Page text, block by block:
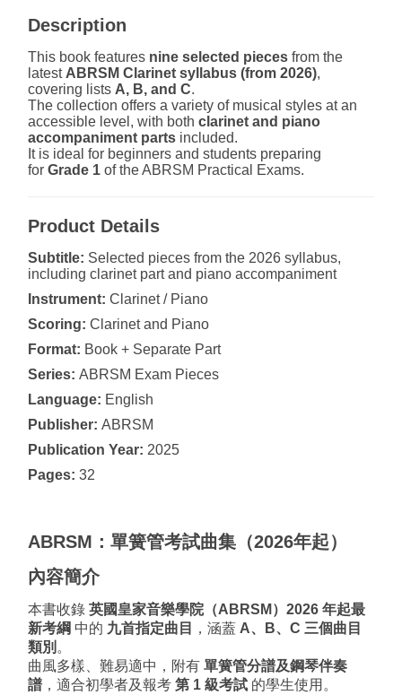
Description
This book features nine selected pieces from the
latest ABRSM Clarinet syllabus (from 2026),
covering lists A, B, and C.
The collection offers a variety of musical styles at an
accessible level, with both clarinet and piano
accompaniment parts included.
It is ideal for beginners and students preparing
for Grade 1 of the ABRSM Practical Exams.
Product Details
Subtitle: Selected pieces from the 2026 syllabus,
including clarinet part and piano accompaniment
Instrument: Clarinet / Piano
Scoring: Clarinet and Piano
Format: Book + Separate Part
Series: ABRSM Exam Pieces
Language: English
Publisher: ABRSM
Publication Year: 2025
Pages: 32
ABRSM：單簧管考試曲集（2026年起）
內容簡介
本書收錄 英國皇家音樂學院（ABRSM）2026 年起最
新考綱 中的 九首指定曲目 ，涵蓋 A、B、C 三個曲目
類別 。
曲風多樣、難易適中，附有 單簧管分譜及鋼琴伴奏
譜 ，適合初學者及報考 第 1 級考試 的學生使用。